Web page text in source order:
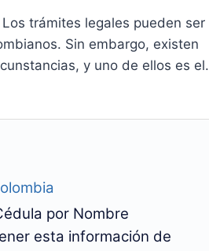
trámites legales pueden ser
Sin embargo, existen
y uno de ellos es el.
por Nombre
esta información de